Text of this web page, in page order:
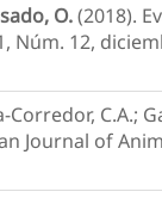
O.(2018).
12,
Corredor, C.A.;
of